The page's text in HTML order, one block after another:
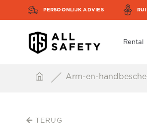
PERSOONLIJK ADVIES
Rental
Arm-en-
TERUG